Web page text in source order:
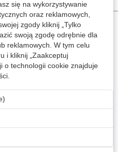
z: c++
C++?wNewbie
się na wykorzystywanie
oraz reklamowych,
zgody kliknij „Tylko
swoją zgodę odrębnie dla
reklamowych. W tym celu
i kliknij „Zaakceptuj
o technologii cookie znajduje
.